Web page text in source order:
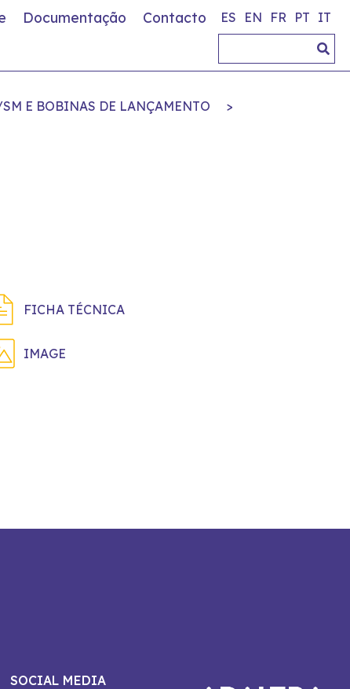
Documentação Contacto ES EN FR PT IT
E BOBINAS DE LANÇAMENTO
>
FICHA TÉCNICA
IMAGE
SOCIAL MEDIA